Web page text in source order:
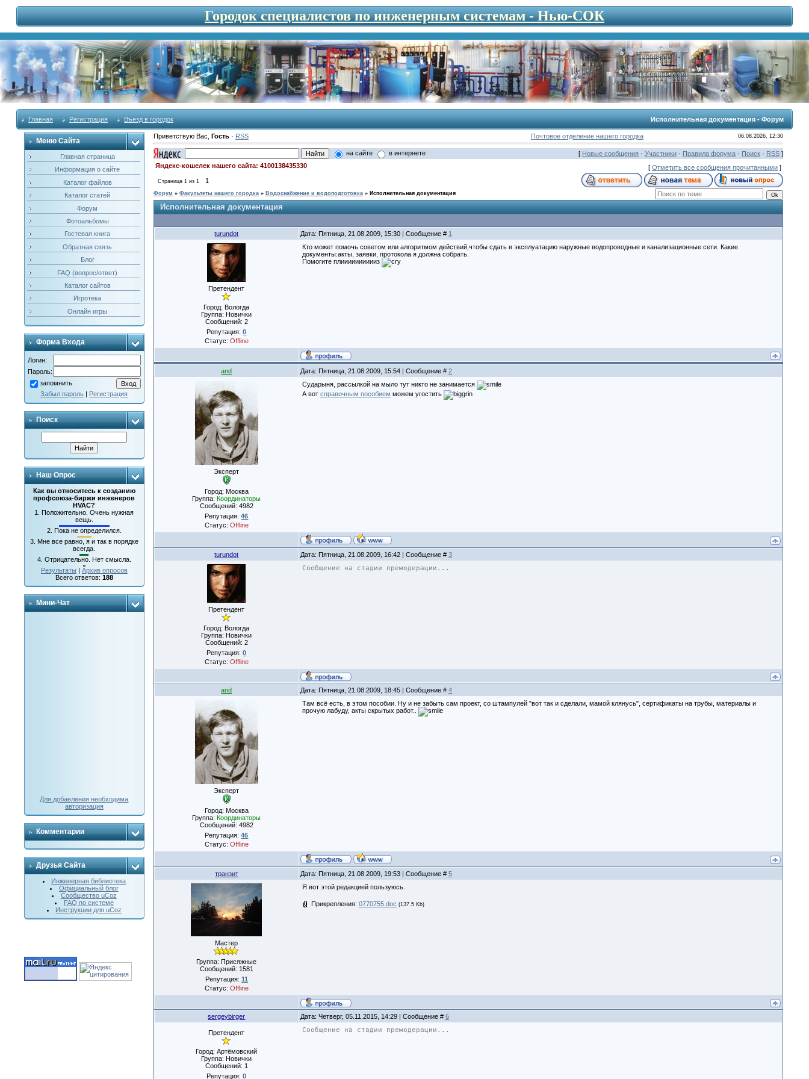
Городок специалистов по инженерным системам - Нью-СОК
Главная Регистрация Въезд в городок Исполнительная документация - Форум
Меню Сайта
Главная страница
Информация о сайте
Каталог файлов
Каталог статей
Форум
Фотоальбомы
Гостевая книга
Обратная связь
Блог
FAQ (вопрос/ответ)
Каталог сайтов
Игротека
Онлайн игры
Форма Входа
Логин:
Пароль:
запомнить
Забыл пароль | Регистрация
Поиск
Наш Опрос
Как вы относитесь к созданию
профсоюза-биржи инженеров
HVAC?
1.Положительно. Очень нужная
вещь.
2. Пока не определился.
3. Мне все равно, я и так в порядке
всегда.
4. Отрицательно. Нет смысла.
Результаты | Архив опросов
Всего ответов: 188
Мини-Чат
Для добавления необходима
авторизация
Комментарии
Друзья Сайта
Инженерная библиотека
Официальный блог
Сообщество uCoz
FAQ по системе
Инструкции для uCoz
Приветствую Вас Гость· RSS Почтовое отделение нашего городка 06.08.2026, 12:30
на сайте в интернете [ Новые сообщения· Участники· Правила форума· Поиск· RSS]
Яндекс-кошелек нашего сайта: 4100138435330
[ Отметить все сообщения прочитанными]
Страница 1 из 1 1
Форум » Факультеты нашего городка » Водоснабжение и водоподготовка » Исполнительная документация
Исполнительная документация
turundot Дата: Пятница, 21.08.2009, 15:30 | Сообщение # 1
Претендент
Город: Вологда
Группа: Новички
Сообщений: 2
Репутация:0
Статус: Offline
Кто может помочь советом или алгоритмом действий,чтобы сдать в эксплуатацию наружные водопроводные и канализационные сети. Какие
документы:акты, заявки, протокола я должна собрать.
Помогите плииииииииииз
and Дата: Пятница, 21.08.2009, 15:54 | Сообщение # 2
Эксперт
Город: Москва
Группа:Координаторы
Сообщений: 4982
Репутация:46
Статус: Offline
Сударыня, рассылкой на мыло тут никто не занимается
А вот справочным пособием можем угостить
turundot Дата: Пятница, 21.08.2009, 16:42 | Сообщение # 3
Претендент
Город: Вологда
Группа: Новички
Сообщений: 2
Репутация:0
Статус: Offline
Сообщение на стадии премодерации...
and Дата: Пятница, 21.08.2009, 18:45 | Сообщение # 4
Эксперт
Город: Москва
Группа:Координаторы
Сообщений: 4982
Репутация:46
Статус: Offline
Там всё есть, в этом пособии. Ну и не забыть сам проект, со штампулей "вот так и сделали, мамой клянусь", сертификаты на трубы, материалы и
прочую лабуду, акты скрытых работ..
транзит Дата: Пятница, 21.08.2009, 19:53 | Сообщение # 5
Мастер
Группа: Присяжные
Сообщений: 1581
Репутация: 11
Статус: Offline
Я вот этой редакцией пользуюсь.
Прикрепления: 0770755.doc (137.5 Kb)
sergeybirger Дата: Четверг, 05.11.2015, 14:29 | Сообщение # 6
Претендент
Город: Артёмовский
Группа: Новички
Сообщений: 1
Репутация:0
Сообщение на стадии премодерации...